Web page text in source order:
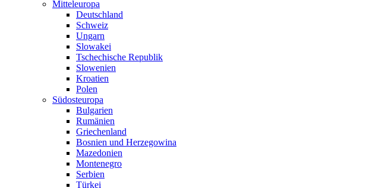
Mitteleuropa
Deutschland
Schweiz
Ungarn
Slowakei
Tschechische Republik
Slowenien
Kroatien
Polen
Südosteuropa
Bulgarien
Rumänien
Griechenland
Bosnien und Herzegowina
Mazedonien
Montenegro
Serbien
Türkei